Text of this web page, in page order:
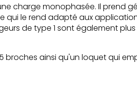
charge monophasée. Il prend
qui le rend adapté aux
de type 1 sont également
broches ainsi qu'un loquet qui